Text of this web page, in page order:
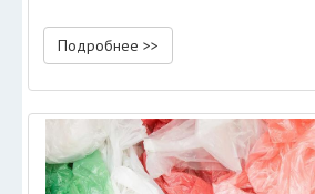
Подробнее >>